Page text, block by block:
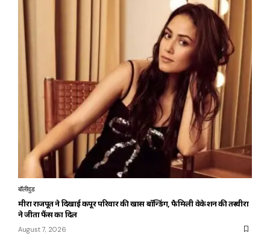
बॉलीवुड
मीरा राजपूत ने दिखाई कपूर परिवार की खास बॉन्डिंग, फैमिली वेकेशन की तस्वीरों
ने जीता फैंस का दिल
August 7, 2026